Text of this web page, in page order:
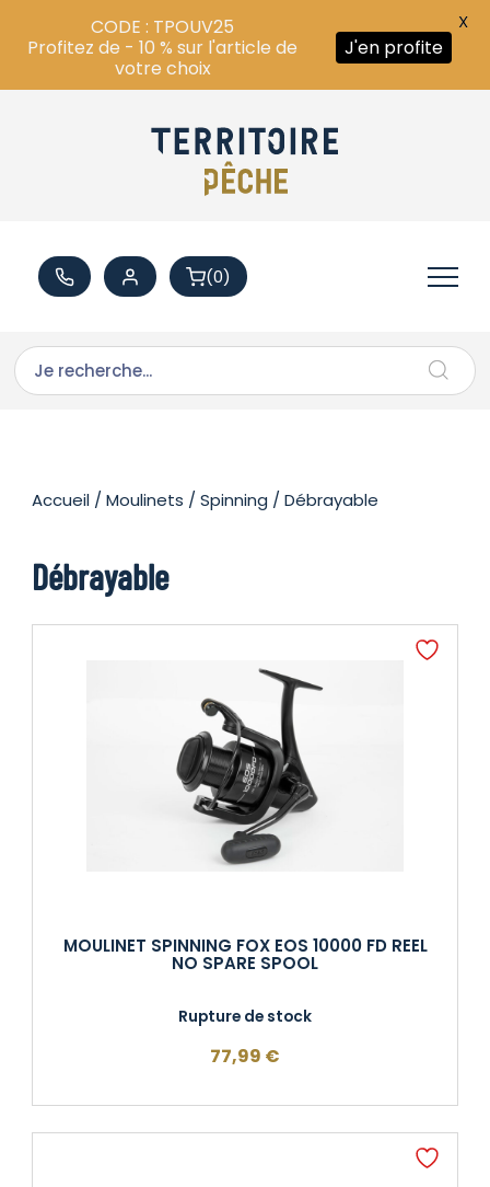
(0)
Accueil /Moulinets /Spinning / Débrayable
Débrayable
MOULINET SPINNING FOX EOS 10000 FD REEL
NO SPARE SPOOL
Rupture de stock
77,99 €
CODE : TPOUV25
Profitez de - 10 % sur l'article de
votre choix
J'en profite
X